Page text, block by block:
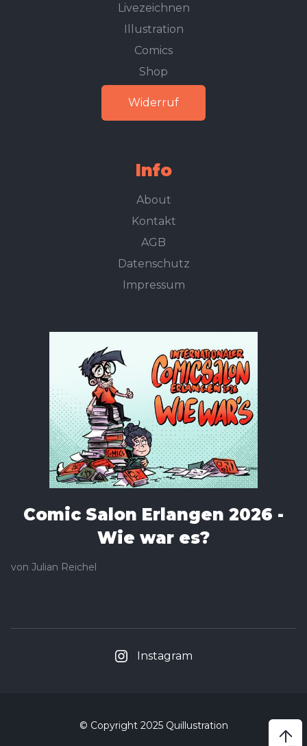
Livezeichnen
Illustration
Comics
Shop
Widerruf
Info
About
Kontakt
AGB
Datenschutz
Impressum
Comic Salon Erlangen 2026 -
Wie war es?
von Julian Reichel
Instagram
© Copyright 2025 Quillustration